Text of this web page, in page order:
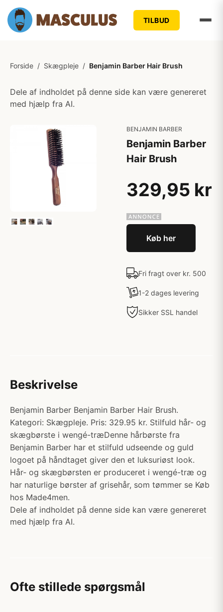
TILBUD
Forside / Skægpleje / Benjamin Barber Hair Brush
Dele af indholdet på denne side kan være genereret
med hjælp fra AI.
BENJAMIN BARBER
Benjamin Barber
Hair Brush
329,95 kr
Køb her
Fri fragt over kr. 500
1-2 dages levering
Sikker SSL handel
Beskrivelse
Benjamin Barber Benjamin Barber Hair Brush.
Kategori: Skægpleje. Pris: 329.95 kr. Stilfuld hår- og
skægbørste i wengé-træDenne hårbørste fra
Benjamin Barber har et stilfuld udseende og guld
logoet på håndtaget giver den et luksuriøst look.
Hår- og skægbørsten er produceret i wengé-træ og
har naturlige børster af grisehår, som tømmer se Køb
hos Made4men.
Dele af indholdet på denne side kan være genereret
med hjælp fra AI.
Ofte stillede spørgsmål